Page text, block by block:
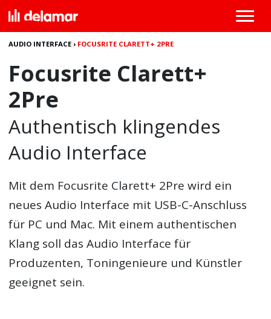
AUDIO INTERFACE › FOCUSRITE CLARETT+ 2PRE
Focusrite Clarett+
2Pre
Authentisch klingendes
Audio Interface
Mit dem Focusrite Clarett+ 2Pre wird ein
neues Audio Interface mit USB-C-Anschluss
für PC und Mac. Mit einem authentischen
Klang soll das Audio Interface für
Produzenten, Toningenieure und Künstler
geeignet sein.